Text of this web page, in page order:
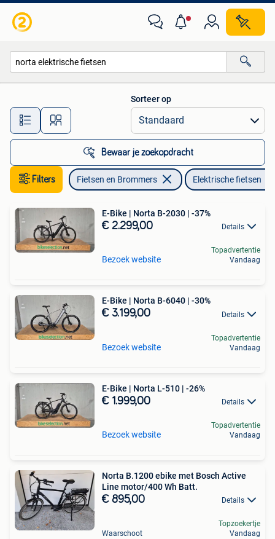
Alle afstanden…
Sorteer op
Bewaar je zoekopdracht
Filters Fietsen en Brommers Elektrische fietsen
E-Bike | Norta B-2030 | -37%
€ 2.299,00 Details
Bezoek website
Topadvertentie
Vandaag
E-Bike | Norta B-6040 | -30%
€ 3.199,00 Details
Bezoek website
Topadvertentie
Vandaag
E-Bike | Norta L-510 | -26%
€ 1.999,00 Details
Bezoek website
Topadvertentie
Vandaag
Norta B.1200 ebike met Bosch Active
Line motor/400 Wh Batt.
€ 895,00 Details
Waarschoot
Topzoekertje
Vandaag